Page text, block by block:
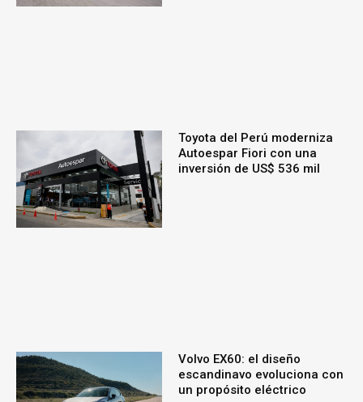
Toyota del Perú moderniza
Autoespar Fiori con una
inversión de US$ 536 mil
Volvo EX60: el diseño
escandinavo evoluciona con
un propósito eléctrico